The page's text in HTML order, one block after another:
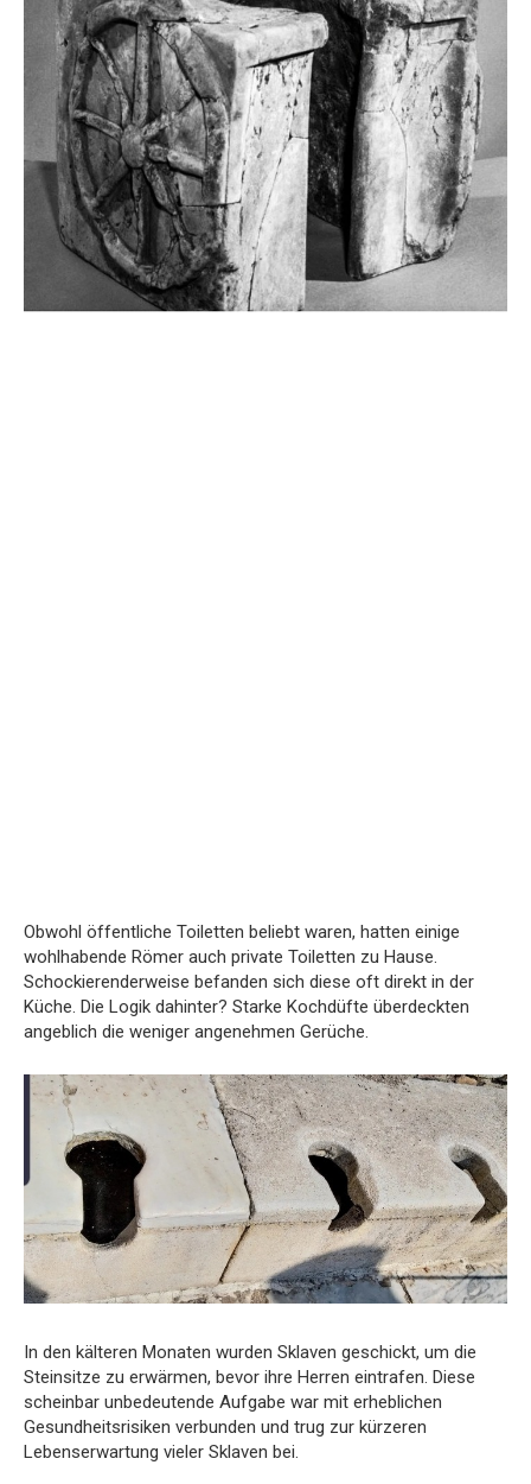
Obwohl öffentliche Toiletten beliebt waren, hatten einige
wohlhabende Römer auch private Toiletten zu Hause.
Schockierenderweise befanden sich diese oft direkt in der
Küche. Die Logik dahinter? Starke Kochdüfte überdeckten
angeblich die weniger angenehmen Gerüche.
In den kälteren Monaten wurden Sklaven geschickt, um die
Steinsitze zu erwärmen, bevor ihre Herren eintrafen. Diese
scheinbar unbedeutende Aufgabe war mit erheblichen
Gesundheitsrisiken verbunden und trug zur kürzeren
Lebenserwartung vieler Sklaven bei.